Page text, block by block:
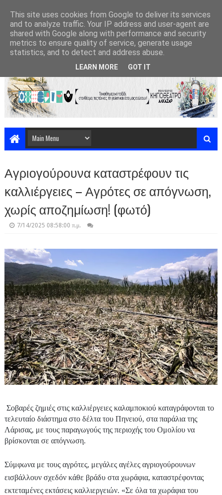
Αγριογούρουνα καταστρέφουν τις
καλλιέργειες – Αγρότες σε απόγνωση,
χωρίς αποζημίωση! (φωτό)
7/14/2025 08:58:00 π.μ.
Σοβαρές ζημιές στις καλλιέργειες καλαμποκιού καταγράφονται το
τελευταίο διάστημα στο δέλτα του Πηνειού, στα παράλια της
Λάρισας, με τους παραγωγούς της περιοχής του Ομολίου να
βρίσκονται σε απόγνωση.
Σύμφωνα με τους αγρότες, μεγάλες αγέλες αγριογούρουνων
εισβάλλουν σχεδόν κάθε βράδυ στα χωράφια, καταστρέφοντας
εκτεταμένες εκτάσεις καλλιεργειών. «Σε όλα τα χωράφια του
This site uses cookies from Google to deliver its services
and to analyze traffic. Your IP address and user-agent are
shared with Google along with performance and security
metrics to ensure quality of service, generate usage
statistics, and to detect and address abuse.
LEARN MORE GOT IT